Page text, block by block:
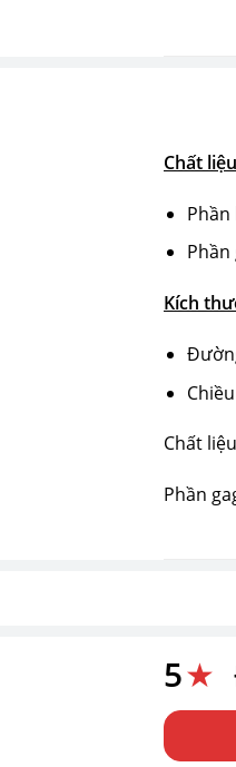
Chất
Phần
Kích
Chất
Phần
5★